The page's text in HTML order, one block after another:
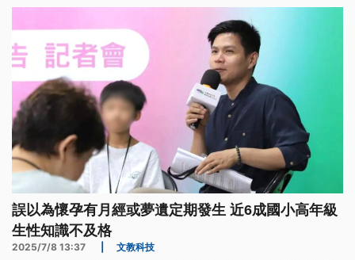
誤以為懷孕有月經或夢遺定期發生 近6成國小高年級
生性知識不及格
2025/7/8 13:37 文教科技